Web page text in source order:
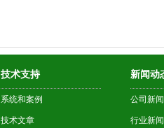
技术支持
系统和案例
技术文章
新闻动
公司新闻
行业新闻